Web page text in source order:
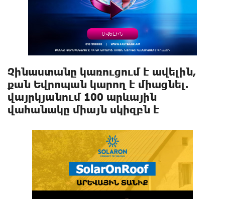
Չինաստանը կառուցում է ավելին,
քան Եվրոպան կարող է միացնել.
վայրկյանում 100 արևային
վահանակը միայն սկիզբն է